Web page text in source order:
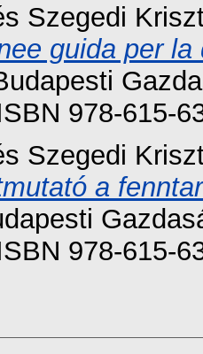
Szegedi
guida per
978-615-
Szegedi
a
978-615-